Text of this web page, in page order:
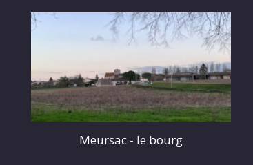
Meursac - le bourg